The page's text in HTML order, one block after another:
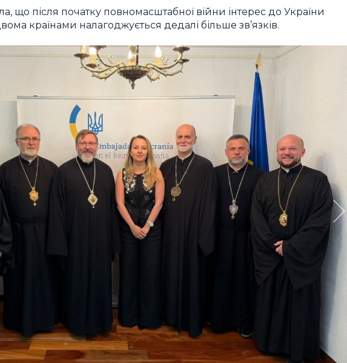
що після початку повномасштабної війни інтерес до України
країнами налагоджується дедалі більше зв’язків.